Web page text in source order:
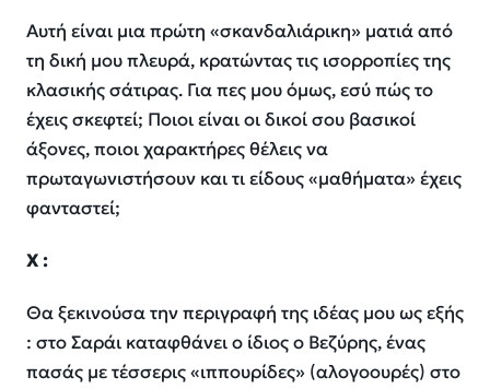
Αυτή είναι μια πρώτη «σκανδαλιάρικη» ματιά από
τη δική μου πλευρά, κρατώντας τις ισορροπίες της
κλασικής σάτιρας. Για πες μου όμως, εσύ πώς το
έχεις σκεφτεί; Ποιοι είναι οι δικοί σου βασικοί
άξονες, ποιοι χαρακτήρες θέλεις να
πρωταγωνιστήσουν και τι είδους «μαθήματα» έχεις
φανταστεί;
Χ :
Θα ξεκινούσα την περιγραφή της ιδέας μου ως εξής
: στο Σαράι καταφθάνει ο ίδιος ο Βεζύρης, ένας
πασάς με τέσσερις «ιππουρίδες» (αλογοουρές) στο